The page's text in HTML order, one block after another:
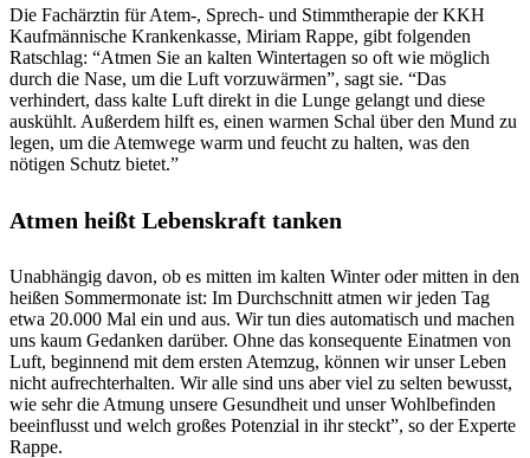
Die Fachärztin für Atem-, Sprech- und Stimmtherapie der KKH
Kaufmännische Krankenkasse, Miriam Rappe, gibt folgenden
Ratschlag: “Atmen Sie an kalten Wintertagen so oft wie möglich
durch die Nase, um die Luft vorzuwärmen”, sagt sie. “Das
verhindert, dass kalte Luft direkt in die Lunge gelangt und diese
auskühlt. Außerdem hilft es, einen warmen Schal über den Mund zu
legen, um die Atemwege warm und feucht zu halten, was den
nötigen Schutz bietet.”
Atmen heißt Lebenskraft tanken
Unabhängig davon, ob es mitten im kalten Winter oder mitten in den
heißen Sommermonate ist: Im Durchschnitt atmen wir jeden Tag
etwa 20.000 Mal ein und aus. Wir tun dies automatisch und machen
uns kaum Gedanken darüber. Ohne das konsequente Einatmen von
Luft, beginnend mit dem ersten Atemzug, können wir unser Leben
nicht aufrechterhalten. Wir alle sind uns aber viel zu selten bewusst,
wie sehr die Atmung unsere Gesundheit und unser Wohlbefinden
beeinflusst und welch großes Potenzial in ihr steckt”, so der Experte
Rappe.